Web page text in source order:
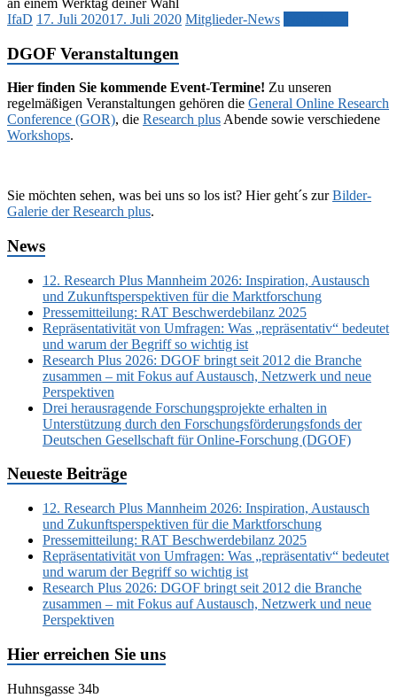
IfaD 17. Juli 202017. Juli 2020 Mitglieder-News
DGOF Veranstaltungen
Hier finden Sie kommende Event-Termine! Zu unseren
regelmäßigen Veranstaltungen gehören die General Online Research
Conference (GOR), die Research plus Abende sowie verschiedene
Workshops.
Sie möchten sehen, was bei uns so los ist? Hier geht´s zurBilder-
Galerie der Research plus.
News
12. Research Plus Mannheim 2026: Inspiration, Austausch
und Zukunftsperspektiven für die Marktforschung
Pressemitteilung: RAT Beschwerdebilanz 2025
Repräsentativität von Umfragen: Was „repräsentativ“ bedeutet
und warum der Begriff so wichtig ist
Research Plus 2026: DGOF bringt seit 2012 die Branche
zusammen – mit Fokus auf Austausch, Netzwerk und neue
Perspektiven
Drei herausragende Forschungsprojekte erhalten in
Unterstützung durch den Forschungsförderungsfonds der
Deutschen Gesellschaft für Online-Forschung (DGOF)
Neueste Beiträge
12. Research Plus Mannheim 2026: Inspiration, Austausch
und Zukunftsperspektiven für die Marktforschung
Pressemitteilung: RAT Beschwerdebilanz 2025
Repräsentativität von Umfragen: Was „repräsentativ“ bedeutet
und warum der Begriff so wichtig ist
Research Plus 2026: DGOF bringt seit 2012 die Branche
zusammen – mit Fokus auf Austausch, Netzwerk und neue
Perspektiven
Hier erreichen Sie uns
Huhnsgasse 34b